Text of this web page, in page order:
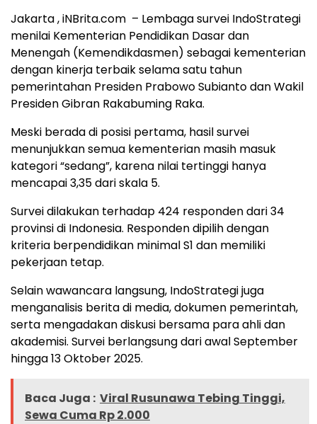
Jakarta , iNBrita.com – Lembaga survei IndoStrategi
menilai Kementerian Pendidikan Dasar dan
Menengah (Kemendikdasmen) sebagai kementerian
dengan kinerja terbaik selama satu tahun
pemerintahan Presiden Prabowo Subianto dan Wakil
Presiden Gibran Rakabuming Raka.
Meski berada di posisi pertama, hasil survei
menunjukkan semua kementerian masih masuk
kategori “sedang”, karena nilai tertinggi hanya
mencapai 3,35 dari skala 5.
Survei dilakukan terhadap 424 responden dari 34
provinsi di Indonesia. Responden dipilih dengan
kriteria berpendidikan minimal S1 dan memiliki
pekerjaan tetap.
Selain wawancara langsung, IndoStrategi juga
menganalisis berita di media, dokumen pemerintah,
serta mengadakan diskusi bersama para ahli dan
akademisi. Survei berlangsung dari awal September
hingga 13 Oktober 2025.
Baca Juga : Viral Rusunawa Tebing Tinggi,
Sewa Cuma Rp 2.000